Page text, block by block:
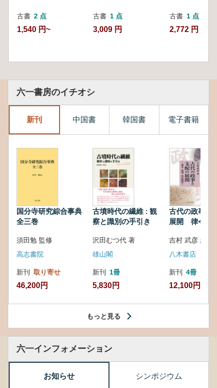
古書 2 点
1,540 円~
古書 1 点
3,009 円
古書 1 点
2,772 円
六一書房のイチオシ
新刊 中国書 韓国書 電子書籍
国分寺研究綜合事典
全三巻
須田勉 監修
高志書院
新刊 取り寄せ
46,200円
古墳時代の繊維 : 観
察と識別の手引き
沢田むつ代 著
雄山閣
新刊 1冊
5,830円
古代の政事と
展開 律令・
吉村 武彦 編集
八木書店
新刊 4冊
12,100円
もっと見る
六一インフォメーション
お知らせ シンポジウム